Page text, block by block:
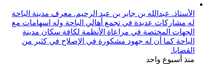
الأستاذ. عبدالله بن جابر بن عبد الرحيم. معرف مدينة الباحة
له مشاركات عديدة في تجمع أهالي الباحة وله اسهامات مع
الجهات المختصة في مراعاة الأنظمة لكافة سكان مدينة
الباحة كما أن له جهود مشكورة في الإصلاح في كثير من
القضايا.
منذ أسبوع واحد